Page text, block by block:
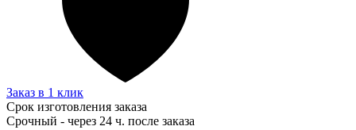
Заказ в 1 клик
Срок изготовления заказа
Срочный - через 24 ч. после заказа